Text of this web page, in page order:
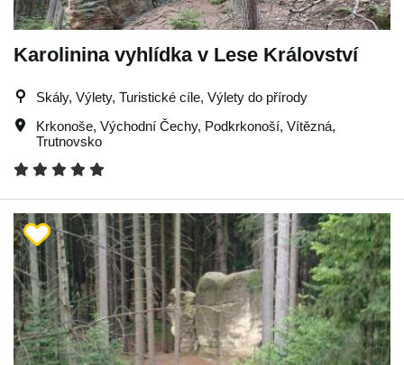
Karolinina vyhlídka v Lese Království
Skály, Výlety, Turistické cíle, Výlety do přírody
Krkonoše, Východní Čechy, Podkrkonoší, Vítězná,
Trutnovsko